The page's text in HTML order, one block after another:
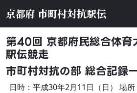
京都府 市町村対抗駅伝
第40回 京都府民総合体育
駅伝競走
市町村対抗の部 総合記録
日時：平成30年2月11日（日） 場